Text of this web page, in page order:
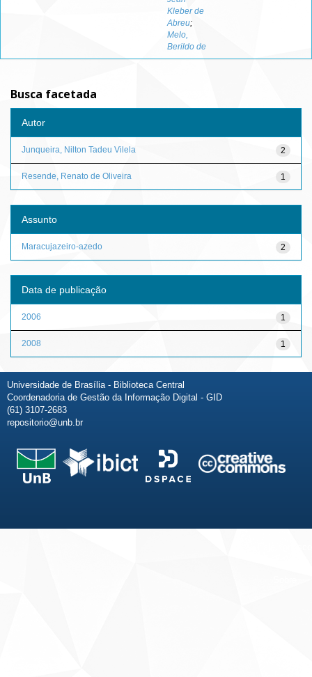
Kleber de
Abreu;
Melo,
Berildo de
Busca facetada
Autor
2
Junqueira, Nilton Tadeu Vilela
1
Resende, Renato de Oliveira
Assunto
2
Maracujazeiro-azedo
Data de publicação
1
2006
1
2008
Universidade de Brasília - Biblioteca Central
Coordenadoria de Gestão da Informação Digital - GID
(61) 3107-2683
repositorio@unb.br